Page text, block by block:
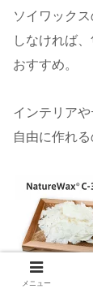
ソイワック
しなければ
おすすめ。
インテリア
自由に作れ
メニュー